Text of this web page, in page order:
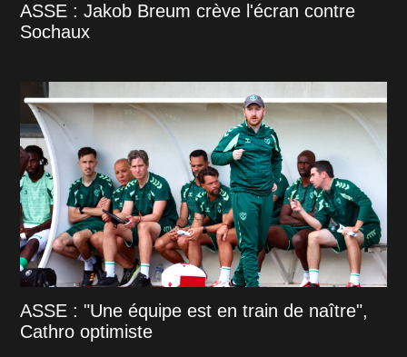
ASSE : Jakob Breum crève l'écran contre
Sochaux
ASSE : "Une équipe est en train de naître",
Cathro optimiste